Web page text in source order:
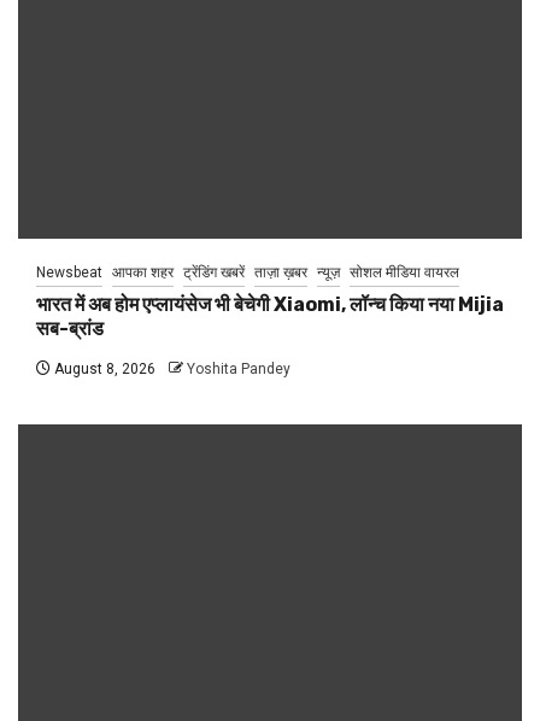
Newsbeat आपका शहर ट्रेंडिंग खबरें ताज़ा ख़बर न्यूज़ सोशल मीडिया वायरल
भारत में अब होम एप्लायंसेज भी बेचेगी Xiaomi, लॉन्च किया नया Mijia
सब-ब्रांड
August 8, 2026 Yoshita Pandey